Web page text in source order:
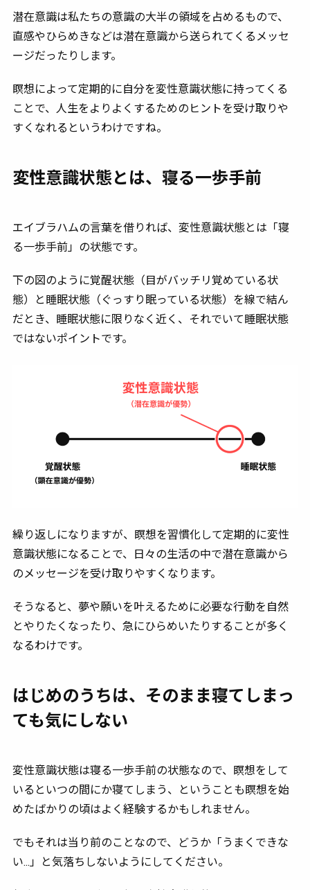
潜在意識は私たちの意識の大半の領域を占めるもので、
直感やひらめきなどは潜在意識から送られてくるメッセ
ージだったりします。
瞑想によって定期的に自分を変性意識状態に持ってくる
ことで、人生をよりよくするためのヒントを受け取りや
すくなれるというわけですね。
変性意識状態とは、寝る一歩手前
エイブラハムの言葉を借りれば、変性意識状態とは「寝
る一歩手前」の状態です。
下の図のように覚醒状態（目がバッチリ覚めている状
態）と睡眠状態（ぐっすり眠っている状態）を線で結ん
だとき、睡眠状態に限りなく近く、それでいて睡眠状態
ではないポイントです。
繰り返しになりますが、瞑想を習慣化して定期的に変性
意識状態になることで、日々の生活の中で潜在意識から
のメッセージを受け取りやすくなります。
そうなると、夢や願いを叶えるために必要な行動を自然
とやりたくなったり、急にひらめいたりすることが多く
なるわけです。
はじめのうちは、そのまま寝てしまっ
ても気にしない
変性意識状態は寝る一歩手前の状態なので、瞑想をして
いるといつの間にか寝てしまう、ということも瞑想を始
めたばかりの頃はよく経験するかもしれません。
でもそれは当り前のことなので、どうか「うまくできな
い…」と気落ちしないようにしてください。